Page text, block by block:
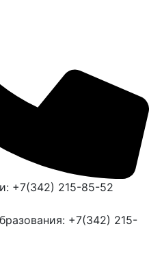
+7(342) 215-85-52
+7(342) 215-